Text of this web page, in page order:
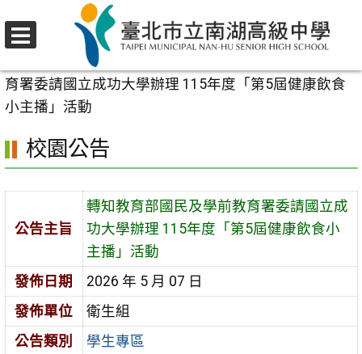
至
要
內
校園公告
育署委請國立成功大學辦理 115年度「第5屆健康飲食
小主播」活動
校園公告
公告主旨
轉知教育部國民及學前教育署委請國立成
功大學辦理 115年度「第5屆健康飲食小
主播」活動
發佈日期
2026 年 5 月 07 日
發佈單位
衛生組
公告類別
學生專區
選
單